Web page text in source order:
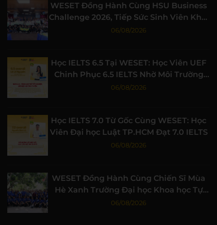
WESET Đồng Hành Cùng HSU Business
Challenge 2026, Tiếp Sức Sinh Viên Khởi
Nghiệp
06/08/2026
Học IELTS 6.5 Tại WESET: Học Viên UEF
Chinh Phục 6.5 IELTS Nhờ Môi Trường
Học Tập Chất Lượng
06/08/2026
Học IELTS 7.0 Từ Gốc Cùng WESET: Học
Viên Đại học Luật TP.HCM Đạt 7.0 IELTS
06/08/2026
WESET Đồng Hành Cùng Chiến Sĩ Mùa
Hè Xanh Trường Đại học Khoa học Tự
nhiên, ĐHQG-HCM
06/08/2026